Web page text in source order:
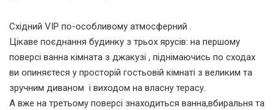
Східний VIP по-особливому атмосферний .
Цікаве поєднання будинку з трьох ярусів: на першому
поверсі ванна кімната з джакузі , піднімаючись по сходах
ви опиняєтеся у просторій гостьовій кімнаті з великим та
зручним диваном і виходом на власну терасу.
А вже на третьому поверсі знаходиться ванна,вбиральня та